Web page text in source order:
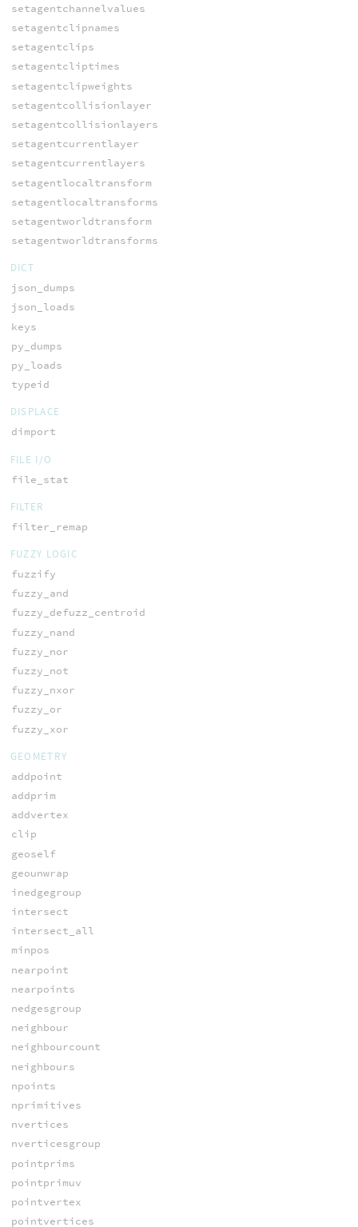
setagentchannelvalues
setagentclipnames
setagentclips
setagentcliptimes
setagentclipweights
setagentcollisionlayer
setagentcollisionlayers
setagentcurrentlayer
setagentcurrentlayers
setagentlocaltransform
setagentlocaltransforms
setagentworldtransform
setagentworldtransforms
DICT
json_dumps
json_loads
keys
py_dumps
py_loads
typeid
DISPLACE
dimport
FILE I/O
file_stat
FILTER
filter_remap
FUZZY LOGIC
fuzzify
fuzzy_and
fuzzy_defuzz_centroid
fuzzy_nand
fuzzy_nor
fuzzy_not
fuzzy_nxor
fuzzy_or
fuzzy_xor
GEOMETRY
addpoint
addprim
addvertex
clip
geoself
geounwrap
inedgegroup
intersect
intersect_all
minpos
nearpoint
nearpoints
nedgesgroup
neighbour
neighbourcount
neighbours
npoints
nprimitives
nvertices
nverticesgroup
pointprims
pointprimuv
pointvertex
pointvertices